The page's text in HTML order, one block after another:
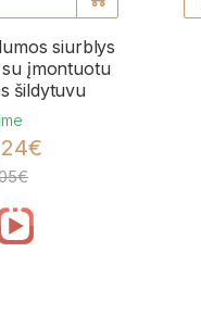
siurblys
įmontuotu
šildytuvu